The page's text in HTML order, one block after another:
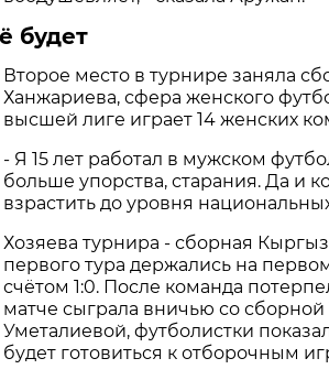
будет
Второе место в турнире заняла
Ханжариева, сфера женского
высшей лиге играет 14 женских
- Я 15 лет работал в мужском
больше упорства, старания. Да и
взрастить до уровня
Хозяева турнира - сборная
первого тура держались на
счётом 1:0. После команда
матче сыграла вничью со сборной
Уметалиевой, футболистки
будет готовиться к отборочным